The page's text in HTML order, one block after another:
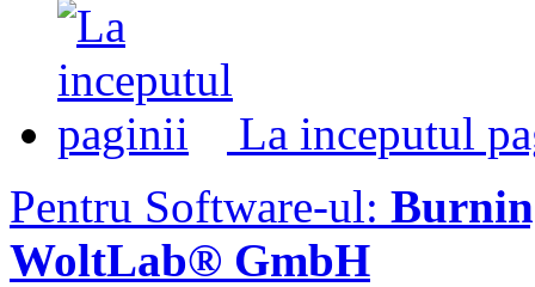
La inceputul
Pentru Software-ul:
WoltLab® GmbH